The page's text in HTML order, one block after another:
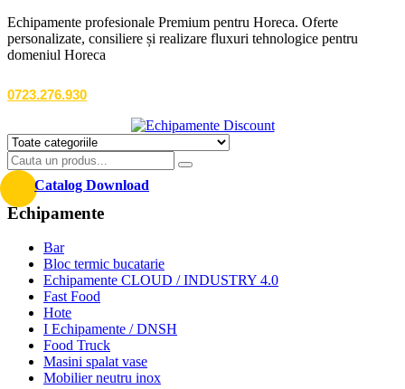
Echipamente profesionale Premium pentru Horeca. Oferte
personalizate, consiliere și realizare fluxuri tehnologice pentru
domeniul Horeca
0723.276.930
Catalog Download
Echipamente
Bar
Bloc termic bucatarie
Echipamente CLOUD / INDUSTRY 4.0
Fast Food
Hote
I Echipamente / DNSH
Food Truck
Masini spalat vase
Mobilier neutru inox